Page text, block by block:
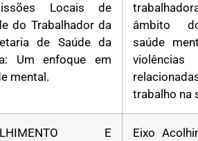
Locais de
do Trabalhador da
de Saúde da
Um enfoque em
mental.
âmbito
saúde
violências
trabalho na
E
Eixo